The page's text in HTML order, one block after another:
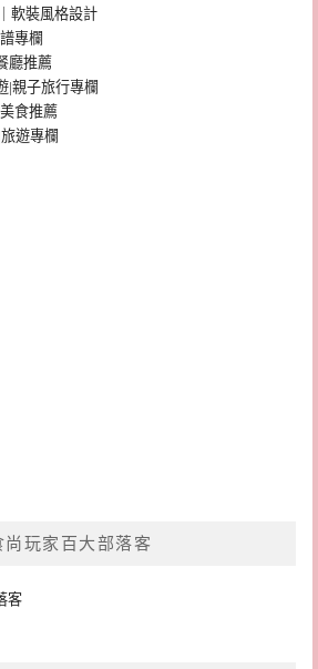
軟裝風格設計
專欄
廳推薦
|親子旅行專欄
食推薦
遊專欄
尚玩家百大部落客